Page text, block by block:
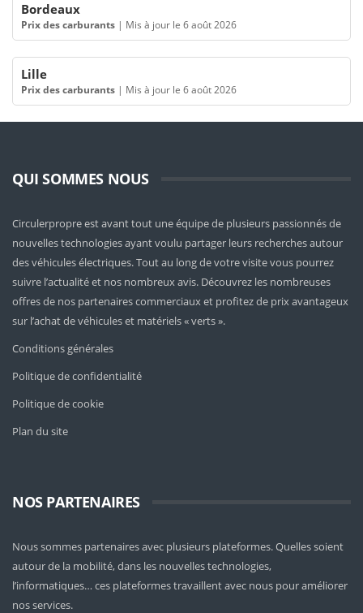
Bordeaux
Prix des carburants | Mis à jour le 6 août 2026
Lille
Prix des carburants | Mis à jour le 6 août 2026
QUI SOMMES NOUS
Circulerpropre est avant tout une équipe de plusieurs passionnés de
nouvelles technologies ayant voulu partager leurs recherches autour
des véhicules électriques. Tout au long de votre visite vous pourrez
suivre l’actualité et nos nombreux avis. Découvrez les nombreuses
offres de nos partenaires commerciaux et profitez de prix avantageux
sur l’achat de véhicules et matériels « verts ».
Conditions générales
Politique de confidentialité
Politique de cookie
Plan du site
NOS PARTENAIRES
Nous sommes partenaires avec plusieurs plateformes. Quelles soient
autour de la mobilité, dans les nouvelles technologies,
l’informatiques… ces plateformes travaillent avec nous pour améliorer
nos services.